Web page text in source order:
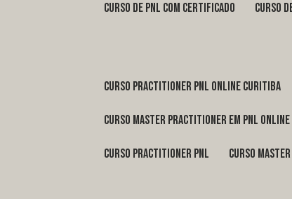
curso de pnl com certificado curso
curso practitioner pnl online Curitiba
curso master practitioner em pnl online
curso practitioner pnl curso